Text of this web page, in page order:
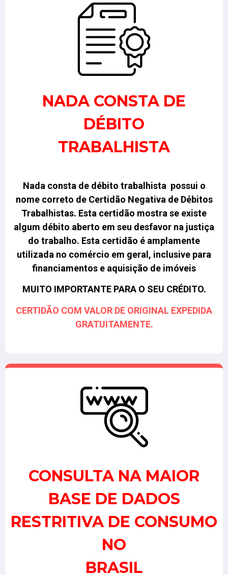
NADA CONSTA DE
DÉBITO
TRABALHISTA
Nada consta de débito trabalhista possui o
nome correto de Certidão Negativa de Débitos
Trabalhistas. Esta certidão mostra se existe
algum débito aberto em seu desfavor na justiça
do trabalho. Esta certidão é amplamente
utilizada no comércio em geral, inclusive para
financiamentos e aquisição de imóveis
MUITO IMPORTANTE PARA O SEU CRÉDITO.
CERTIDÃO COM VALOR DE ORIGINAL EXPEDIDA
GRATUITAMENTE.
CONSULTA NA MAIOR
BASE DE DADOS
RESTRITIVA DE CONSUMO
NO
BRASIL